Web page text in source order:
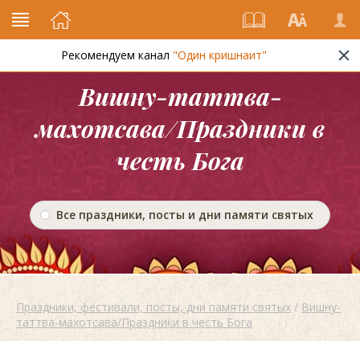
Рекомендуем канал "Один кришнаит"
Вишну-таттва-
махотсава/Праздники в
честь Бога
Все праздники, посты и дни памяти святых
Праздники, фестивали, посты, дни памяти святых / Вишну-
таттва-махотсава/Праздники в честь Бога